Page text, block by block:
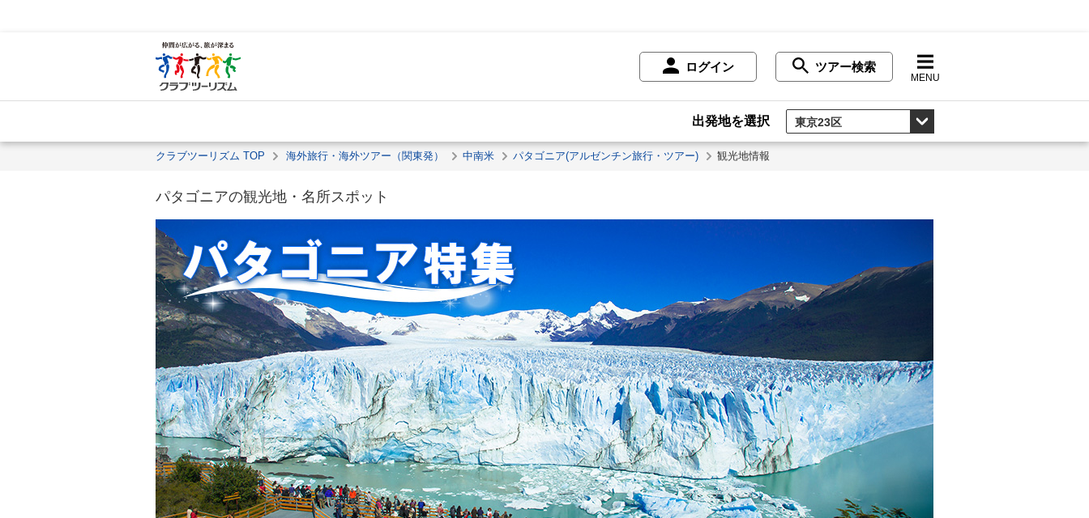
ログイン ツアー検索
MENU
出発地を選択
クラブツーリズム TOP 海外旅行・海外ツアー（関東発） 中南米 パタゴニア(アルゼンチン旅行・ツアー) 観光地情報
パタゴニアの観光地・名所スポット